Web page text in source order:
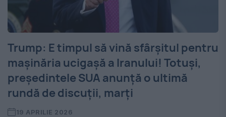
Trump: E timpul să vină sfârșitul pentru
mașinăria ucigașă a Iranului! Totuși,
președintele SUA anunță o ultimă
rundă de discuții, marți
19 APRILIE 2026